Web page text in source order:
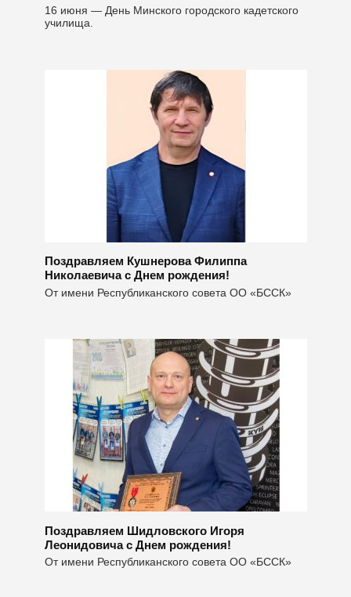
16 июня — День Минского городского кадетского
училища.
Поздравляем Кушнерова Филиппа
Николаевича с Днем рождения!
От имени Республиканского совета ОО «БССК»
Поздравляем Шидловского Игоря
Леонидовича с Днем рождения!
От имени Республиканского совета ОО «БССК»